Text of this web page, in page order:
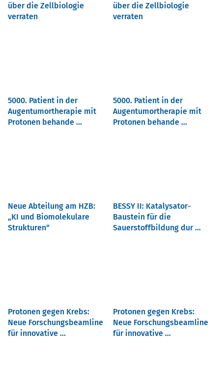
über die Zellbiologie
verraten
über die Zellbiologie
verraten
5000. Patient in der
Augentumortherapie mit
Protonen behande ...
5000. Patient in der
Augentumortherapie mit
Protonen behande ...
Neue Abteilung am HZB:
KI und Biomolekulare
Strukturen“
BESSY II: Katalysator-
Baustein für die
Sauerstoffbildung dur ...
Protonen gegen Krebs:
Neue Forschungsbeamline
für innovative ...
Protonen gegen Krebs:
Neue Forschungsbeamline
für innovative ...